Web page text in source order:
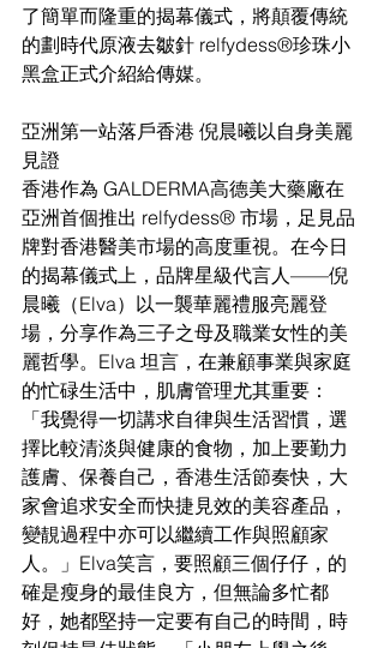
了簡單而隆重的揭幕儀式，將顛覆傳統
的劃時代原液去皺針 relfydess®珍珠小
黑盒正式介紹給傳媒。
亞洲第一站落戶香港 倪晨曦以自身美麗
見證
香港作為 GALDERMA高德美大藥廠在
亞洲首個推出 relfydess® 市場，足見品
牌對香港醫美市場的高度重視。在今日
的揭幕儀式上，品牌星級代言人——倪
晨曦（Elva）以一襲華麗禮服亮麗登
場，分享作為三子之母及職業女性的美
麗哲學。Elva 坦言，在兼顧事業與家庭
的忙碌生活中，肌膚管理尤其重要：
「我覺得一切講求自律與生活習慣，選
擇比較清淡與健康的食物，加上要勤力
護膚、保養自己，香港生活節奏快，大
家會追求安全而快捷見效的美容產品，
變靚過程中亦可以繼續工作與照顧家
人。」Elva笑言，要照顧三個仔仔，的
確是瘦身的最佳良方，但無論多忙都
好，她都堅持一定要有自己的時間，時